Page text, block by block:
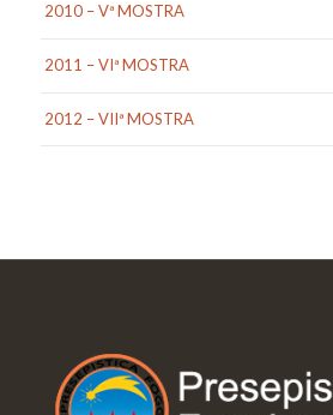
2010 – Vª MOSTRA
2011 – VIª MOSTRA
2012 – VIIª MOSTRA